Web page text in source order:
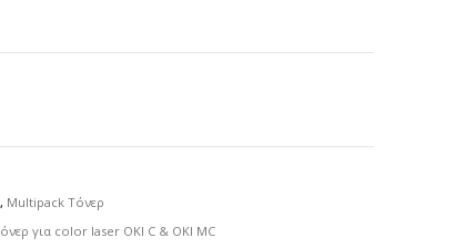
, Multipack Τόνερ
για color laser OKI C & OKI MC